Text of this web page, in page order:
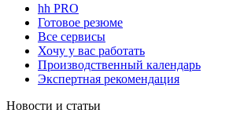
hh PRO
Готовое резюме
Все сервисы
Хочу у вас работать
Производственный календарь
Экспертная рекомендация
Новости и статьи